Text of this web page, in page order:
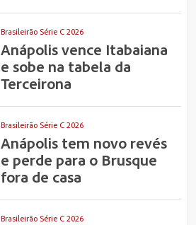
Brasileirão Série C 2026
Anápolis vence Itabaiana
e sobe na tabela da
Terceirona
Brasileirão Série C 2026
Anápolis tem novo revés
e perde para o Brusque
fora de casa
Brasileirão Série C 2026